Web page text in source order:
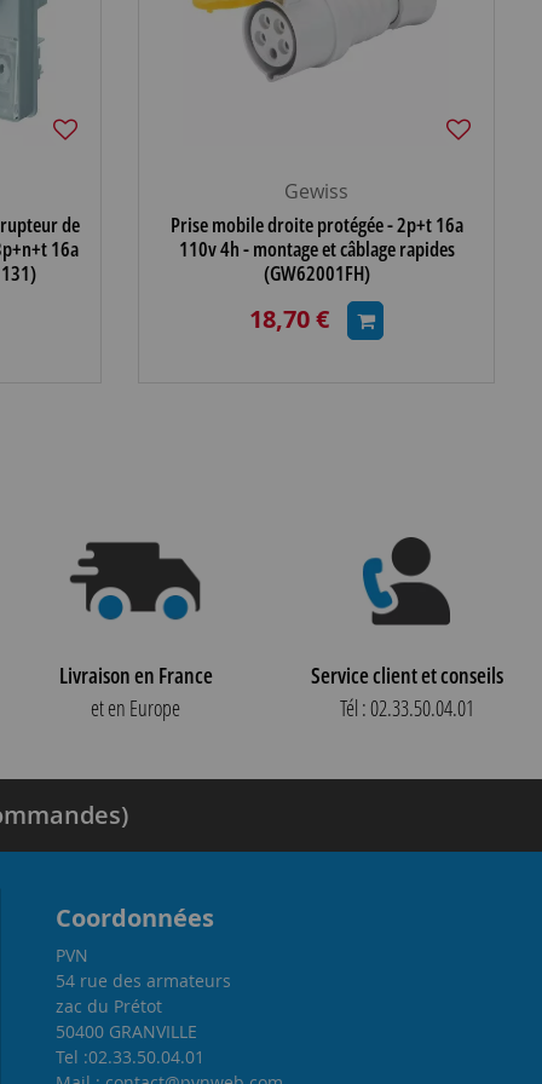
de
16a
Gewiss
Prise mobile droite protégée - 2p+t 16a
110v 4h - montage et câblage rapides
(GW62001FH)
18,70 €
Livraison en France
et en Europe
Service client et conseils
Tél : 02.33.50.04.01
Coordonnées
PVN
54 rue des armateurs
zac du Prétot
50400 GRANVILLE
Tel :02.33.50.04.01